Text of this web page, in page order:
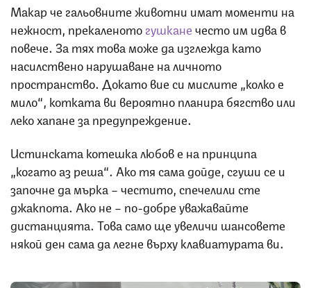
Макар че гальовните животни имат моменти на
нежност, прекаленотогушканечесто им идва в
повече. За тях това може да изглежда като
насилствено нарушаване на личното
пространство. Докато вие си мислите „колко е
мило“, котката ви вероятно планира бягство или
леко хапане за предупреждение.
Истинската котешка любов е на принципа
„когато аз реша“. Ако тя сама дойде, сгуши се и
започне да мърка – честито, спечелили сте
джакпота. Ако не – по-добре уважавайте
дистанцията. Това само ще увеличи шансовете
някой ден сама да легне върху клавиатурата ви.